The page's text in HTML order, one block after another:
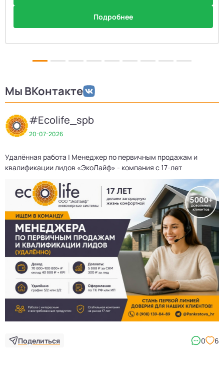
Подробнее
Мы ВКонтакте
#Ecolife_spb
20-07-2026
Удалённая работа | Менеджер по первичным продажам и
квалификации лидов «ЭкоЛайф» - компания с 17-лет
Поделиться 0 6